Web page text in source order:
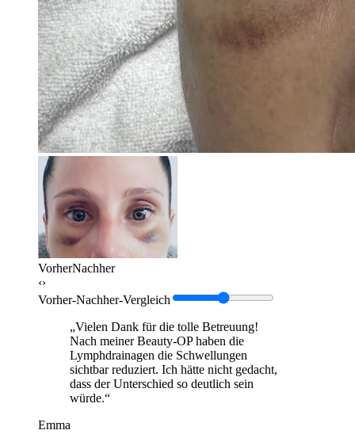
VorherNachher
‹›
Vorher-Nachher-Vergleich
„Vielen Dank für die tolle Betreuung!
Nach meiner Beauty-OP haben die
Lymphdrainagen die Schwellungen
sichtbar reduziert. Ich hätte nicht gedacht,
dass der Unterschied so deutlich sein
würde.“
Emma